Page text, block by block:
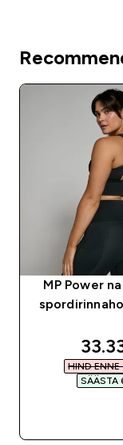
MP Power
HIND
SÄÄSTA